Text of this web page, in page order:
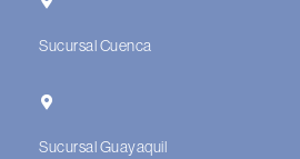
Sucursal Cuenca
Sucursal Guayaquil